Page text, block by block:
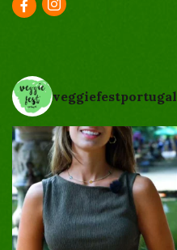
veggiefestportugal